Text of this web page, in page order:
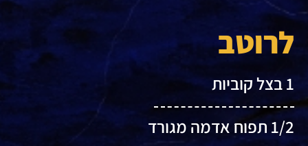
לרוטב
1 בצל קוביות
1/2 תפוח אדמה מגורד